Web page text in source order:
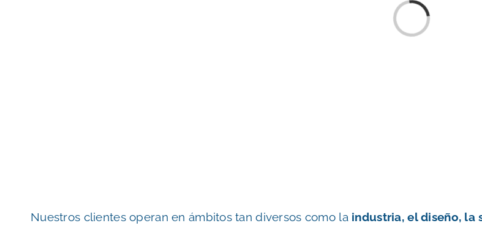
Loading...
Nuestros clientes operan en ámbitos tan diversos como la industria, el diseño, la